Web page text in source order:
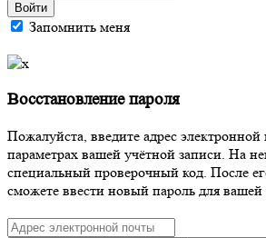
Войти
Запомнить меня
Восстановление пароля
Пожалуйста, введите адрес
параметрах вашей учётной записи. На
специальный проверочный код. После
сможете ввести новый пароль для вашей